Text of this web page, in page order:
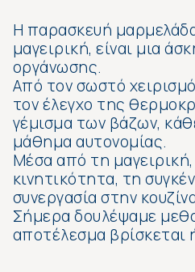
Η παρασκευή
μαγειρική, είναι μια
οργάνωσης.
Από τον σωστό
τον έλεγχο της
γέμισμα των βάζων,
μάθημα αυτονομίας.
Μέσα από τη
κινητικότητα, τη
συνεργασία στην
Σήμερα δουλέψαμε
αποτέλεσμα βρίσκεται